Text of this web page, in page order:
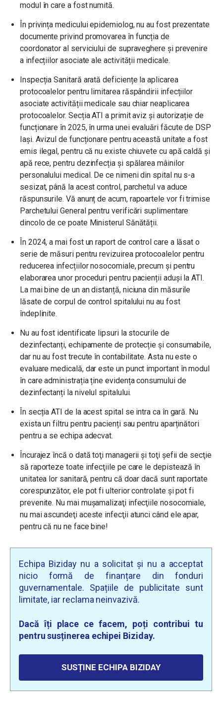
modul în care a fost numită.
În privința medicului epidemiolog, nu au fost prezentate
documente privind promovarea în funcția de
coordonator al serviciului de supraveghere și prevenire
a infecțiilor asociate ale activității medicale.
Inspecția Sanitară arată deficiențe la aplicarea
protocoalelor pentru limitarea răspândirii infecțiilor
asociate activității medicale sau chiar neaplicarea
protocoalelor. Secția ATI a primit aviz și autorizație de
funcționare în 2025, în urma unei evaluări făcute de DSP
Iași. Avizul de funcționare pentru această unitate a fost
emis ilegal, pentru că nu existe chiuvete cu apă caldă și
apă rece, pentru dezinfecția și spălarea mâinilor
personalului medical. De ce nimeni din spital nu s-a
sesizat, până la acest control, parchetul va aduce
răspunsurile. Vă anunț de acum, rapoartele vor fi trimise
Parchetului General pentru verificări suplimentare
dincolo de ce poate Ministerul Sănătății.
În 2024, a mai fost un raport de control care a lăsat o
serie de măsuri pentru revizuirea protocoalelor pentru
reducerea infecțiilor nosocomiale, precum și pentru
elaborarea unor proceduri pentru pacienții aduși la ATI.
La mai bine de un an distanță, niciuna din măsurile
lăsate de corpul de control spitalului nu au fost
îndeplinite.
Nu au fost identificate lipsuri la stocurile de
dezinfectanți, echipamente de protecție și consumabile,
dar nu au fost trecute în contabilitate. Asta nu este o
evaluare medicală, dar este un punct important în modul
în care administrația ține evidența consumului de
dezinfectanți la nivelul spitalului.
În secția ATI de la acest spital se intra ca în gară. Nu
exista un filtru pentru pacienți sau pentru aparținători
pentru a se echipa adecvat.
Încurajez încă o dată toţi managerii şi toţi şefii de secţie
să raporteze toate infecţiile pe care le depistează în
unitatea lor sanitară, pentru că doar dacă sunt raportate
corespunzător, ele pot fi ulterior controlate şi pot fi
prevenite. Nu mai muşamalizaţi infecţiile nosocomiale,
nu mai ascundeţi aceste infecţii atunci când ele apar,
pentru că nu ne face bine!
Echipa Biziday nu a solicitat și nu a acceptat
nicio formă de finanțare din fonduri
guvernamentale. Spațiile de publicitate sunt
limitate, iar reclama neinvazivă.
Dacă îți place ce facem, poți contribui tu
pentru susținerea echipei Biziday.
SUSȚINE ECHIPA BIZIDAY